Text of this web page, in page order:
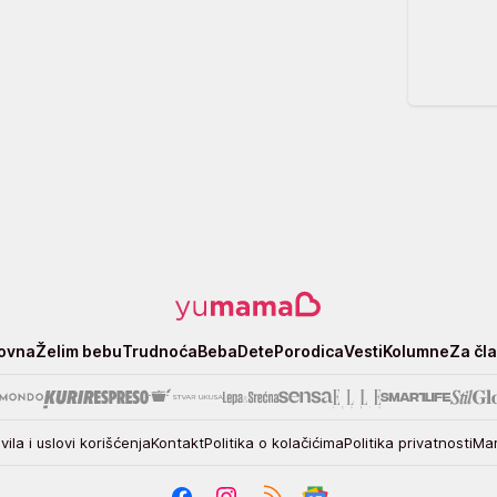
Želim bebuTrudnoćaBebaDetePorodicaVestiKolumneZa
i uslovi korišćenjaKontaktPolitika o kolačićimaPolitika privatnosti